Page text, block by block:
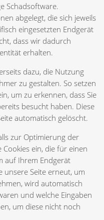
Schadsoftware.
abgelegt, die sich jeweils
eingesetzten Endgerät
dass wir dadurch
erhalten.
dazu, die Nutzung
zu gestalten. So setzen
um zu erkennen, dass Sie
besucht haben. Diese
automatisch gelöscht.
zur Optimierung der
ein, die für einen
auf Ihrem Endgerät
unsere Seite erneut, um
wird automatisch
und welche Eingaben
um diese nicht noch